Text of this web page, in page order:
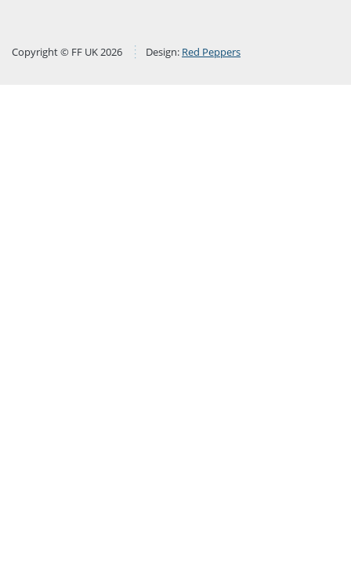
Copyright © FF UK 2026 Design: Red Peppers